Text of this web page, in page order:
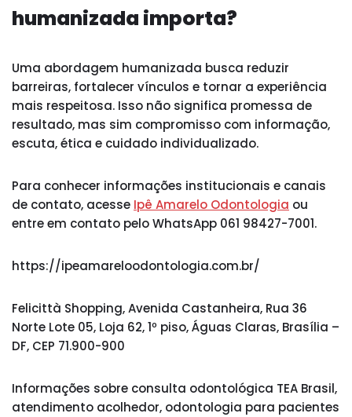
humanizada importa?
Uma abordagem humanizada busca reduzir
barreiras, fortalecer vínculos e tornar a experiência
mais respeitosa. Isso não significa promessa de
resultado, mas sim compromisso com informação,
escuta, ética e cuidado individualizado.
Para conhecer informações institucionais e canais
de contato, acesse Ipê Amarelo Odontologia ou
entre em contato pelo WhatsApp 061 98427-7001.
https://ipeamareloodontologia.com.br/
Felicittà Shopping, Avenida Castanheira, Rua 36
Norte Lote 05, Loja 62, 1º piso, Águas Claras, Brasília –
DF, CEP 71.900-900
Informações sobre consulta odontológica TEA Brasil,
atendimento acolhedor, odontologia para pacientes